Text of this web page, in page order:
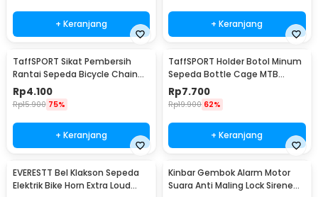
+ Keranjang + Keranjang
TaffSPORT Sikat Pembersih
Rantai Sepeda Bicycle Chain
Cleaning Brush - YQ012
Rp4.100
Rp15.900 75%
+ Keranjang
TaffSPORT Holder Botol Minum
Sepeda Bottle Cage MTB
Adjustable - TMD05B
Rp7.700
Rp19.900 62%
+ Keranjang
EVERESTT Bel Klakson Sepeda
Elektrik Bike Horn Extra Loud
Kinbar Gembok Alarm Motor
Suara Anti Maling Lock Sirene